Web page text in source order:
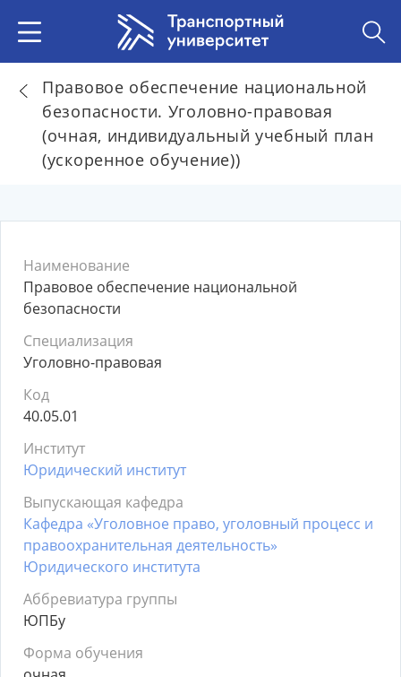
Правовое обеспечение национальной
безопасности. Уголовно-правовая
(очная, индивидуальный учебный план
(ускоренное обучение))
Наименование
Правовое обеспечение национальной
безопасности
Специализация
Уголовно-правовая
Код
40.05.01
Институт
Юридический институт
Выпускающая кафедра
Кафедра «Уголовное право, уголовный процесс и
правоохранительная деятельность»
Юридического института
Аббревиатура группы
ЮПБу
Форма обучения